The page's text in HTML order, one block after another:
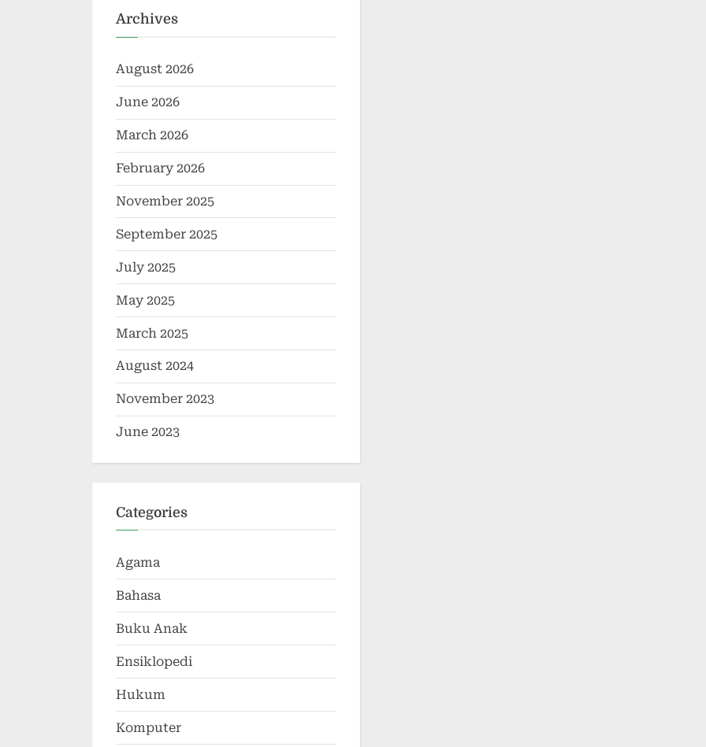
Archives
August 2026
June 2026
March 2026
February 2026
November 2025
September 2025
July 2025
May 2025
March 2025
August 2024
November 2023
June 2023
Categories
Agama
Bahasa
Buku Anak
Ensiklopedi
Hukum
Komputer